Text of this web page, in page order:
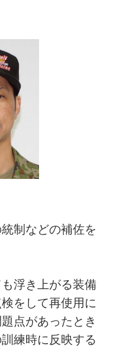
制などの補佐を
も浮き上がる装備
をして再使用に
点があったとき
練時に反映する